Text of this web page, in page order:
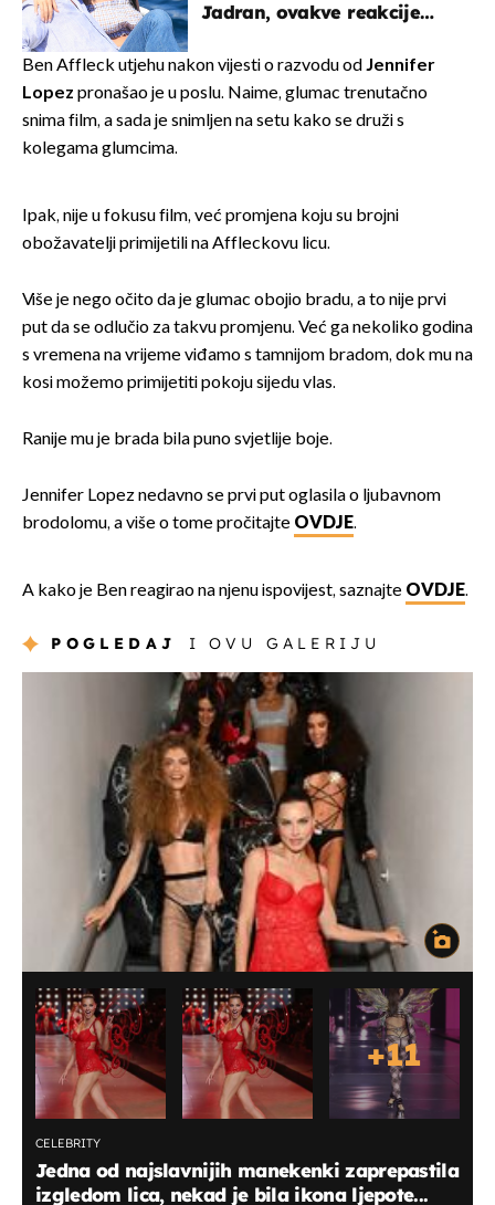
Jadran, ovakve reakcije
Ben Affleck utjehu nakon vijesti o razvodu odJennifer
Lopez pronašao je u poslu. Naime, glumac trenutačno
snima film, a sada je snimljen na setu kako se druži s
kolegama glumcima.
Ipak, nije u fokusu film, već promjena koju su brojni
obožavatelji primijetili na Affleckovu licu.
Više je nego očito da je glumac obojio bradu, a to nije prvi
put da se odlučio za takvu promjenu. Već ga nekoliko godina
s vremena na vrijeme viđamo s tamnijom bradom, dok mu na
kosi možemo primijetiti pokoju sijedu vlas.
Ranije mu je brada bila puno svjetlije boje.
Jennifer Lopez nedavno se prvi put oglasila o ljubavnom
brodolomu, a više o tome pročitajte OVDJE.
A kako je Ben reagirao na njenu ispovijest, saznajte OVDJE.
POGLEDAJ I OVU GALERIJU
+11
CELEBRITY
Jedna od najslavnijih manekenki zaprepastila
izgledom lica, nekad je bila ikona ljepote...